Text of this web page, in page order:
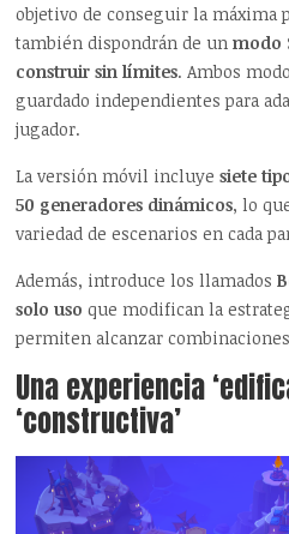
objetivo de conseguir la máxima
también dispondrán de unmodo
construir sin límites. Ambos
guardado independientes para
jugador.
La versión móvil incluyesiete
50 generadores dinámicos, lo
variedad de escenarios en cada
Además, introduce los llamados
solo uso que modifican la
permiten alcanzar
Una experiencia
‘constructiva’